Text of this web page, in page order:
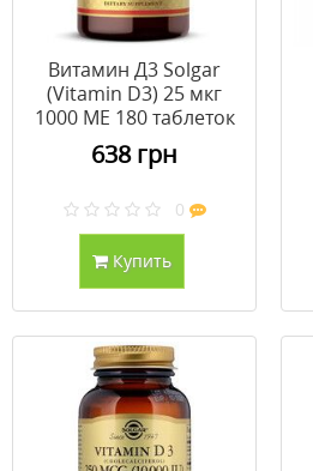
Витамин Д3 Solgar
(Vitamin D3) 25 мкг
1000 МЕ 180 таблеток
638 грн
0
Купить